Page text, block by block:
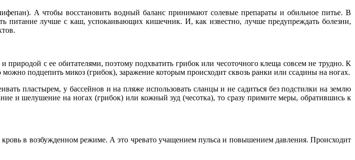
А чтобы восстановить водный баланс принимают солевые препараты и обильное питье. В
питание лучше с каш, успокаивающих кишечник. И, как известно, лучше предупреждать болезни,
с ее обитателями, поэтому подхватить грибок или чесоточного клеща совсем не трудно. К
подцепить микоз (грибок), заражение которым происходит сквозь ранки или ссадины на ногах.
пластырем, у бассейнов и на пляже использовать сланцы и не садиться без подстилки на землю
и шелушение на ногах (грибок) или кожный зуд (чесотка), то сразу примите меры, обратившись к
в возбужденном режиме. А это чревато учащением пульса и повышением давления. Происходит